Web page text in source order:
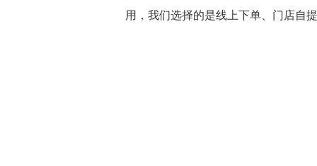
用，我们选择的是线上下单、门店自提